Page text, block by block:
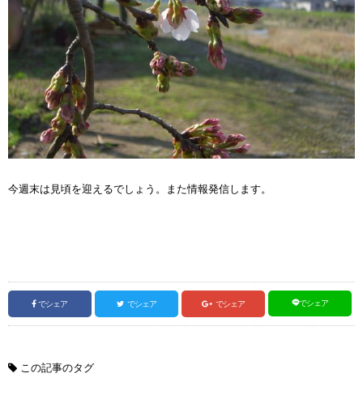
今週末は見頃を迎えるでしょう。また情報発信します。
でシェア でシェア でシェア でシェア
この記事のタグ